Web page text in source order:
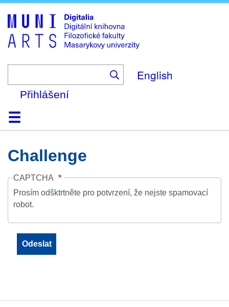
to
main
content
English
Přihlášení
DomůKolekce
Prohlížení
Vyhledávání
O platformě
Nápověda
KontaktDigitalia
Challenge
CAPTCHA
Prosím odšktrtněte pro potvrzení, že nejste spamovací
robot.